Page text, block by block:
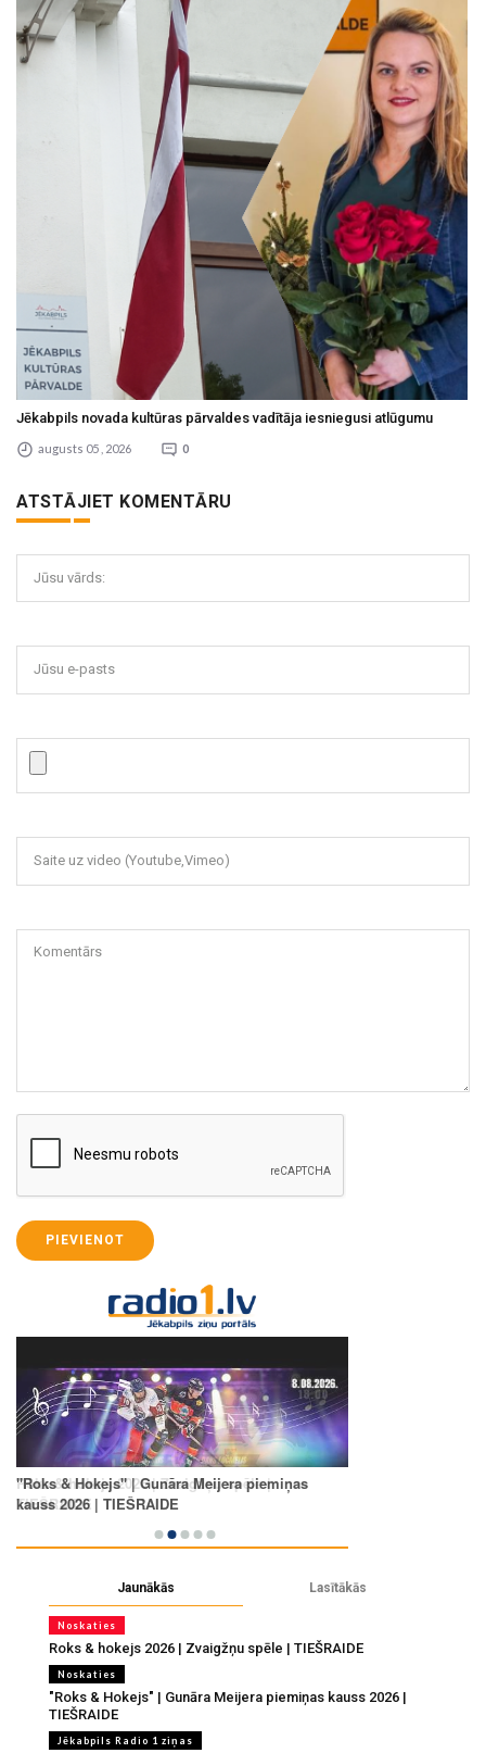
Jēkabpils novada kultūras pārvaldes vadītāja iesniegusi atlūgumu
augusts 05 , 2026 0
ATSTĀJIET KOMENTĀRU
Jūsu vārds:
Jūsu e-pasts
Saite uz video (Youtube,Vimeo)
Komentārs
PIEVIENOT
Jaunākās Lasītākās
Noskaties
Roks & hokejs 2026 | Zvaigžņu spēle | TIEŠRAIDE
Noskaties
"Roks & Hokejs" | Gunāra Meijera piemiņas kauss 2026 |
TIEŠRAIDE
Jēkabpils Radio 1 ziņas